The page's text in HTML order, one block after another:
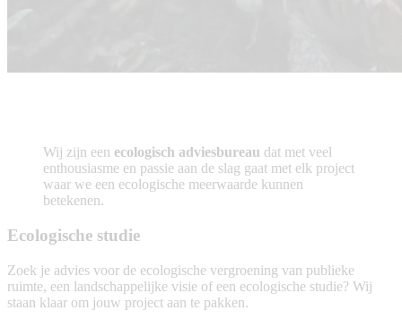
Wij zijn een ecologisch adviesbureau dat met veel
enthousiasme en passie aan de slag gaat met elk project
waar we een ecologische meerwaarde kunnen
betekenen.
Ecologische studie
Zoek je advies voor de ecologische vergroening van publieke
ruimte, een landschappelijke visie of een ecologische studie? Wij
staan klaar om jouw project aan te pakken.